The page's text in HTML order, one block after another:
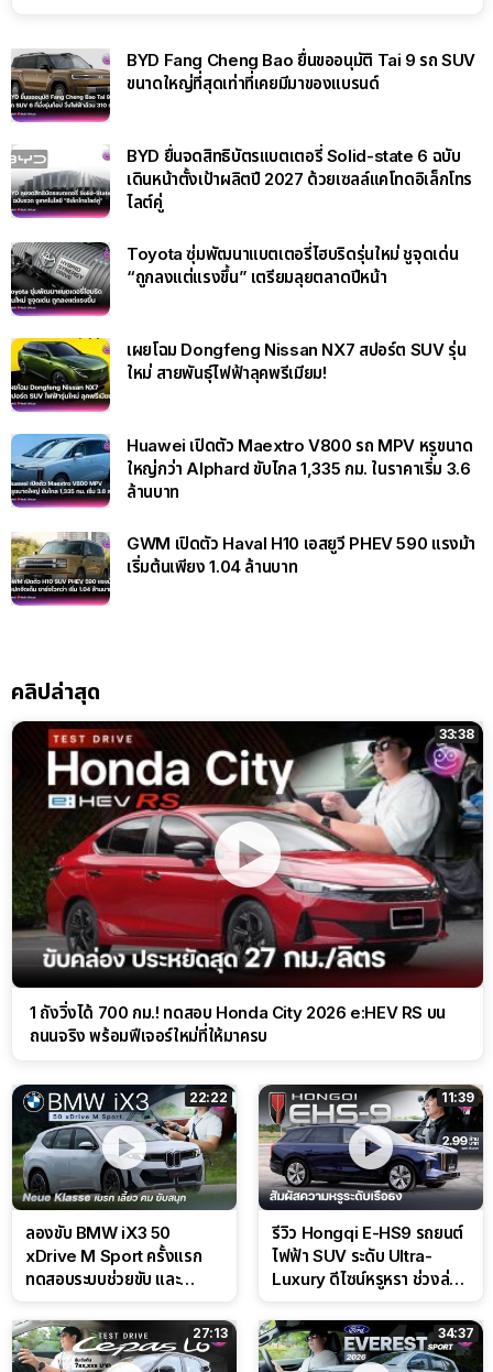
BYD Fang Cheng Bao ยื่นขออนุมัติ Tai 9 รถ SUV
ขนาดใหญ่ที่สุดเท่าที่เคยมีมาของแบรนด์
BYD ยื่นจดสิทธิบัตรแบตเตอรี่ Solid-state 6 ฉบับ
เดินหน้าตั้งเป้าผลิตปี 2027 ด้วยเซลล์แคโทดอิเล็กโทร
ไลต์คู่
Toyota ซุ่มพัฒนาแบตเตอรี่ไฮบริดรุ่นใหม่ ชูจุดเด่น
“ถูกลงแต่แรงขึ้น” เตรียมลุยตลาดปีหน้า
เผยโฉม Dongfeng Nissan NX7 สปอร์ต SUV รุ่น
ใหม่ สายพันธุ์ไฟฟ้าลุคพรีเมียม!
Huawei เปิดตัว Maextro V800 รถ MPV หรูขนาด
ใหญ่กว่า Alphard ขับไกล 1,335 กม. ในราคาเริ่ม 3.6
ล้านบาท
GWM เปิดตัว Haval H10 เอสยูวี PHEV 590 แรงม้า
เริ่มต้นเพียง 1.04 ล้านบาท
คลิปล่าสุด
33:38
1 ถังวิ่งได้ 700 กม.! ทดสอบ Honda City 2026 e:HEV RS บน
ถนนจริง พร้อมฟีเจอร์ใหม่ที่ให้มาครบ
22:22
ลองขับ BMW iX3 50
xDrive M Sport ครั้งแรก
ทดสอบระบบช่วยขับ และ
สนาม
11:39
รีวิว Hongqi E-HS9 รถยนต์
ไฟฟ้า SUV ระดับ Ultra-
Luxury ดีไซน์หรูหรา ช่วงล่าง
27:13 34:37